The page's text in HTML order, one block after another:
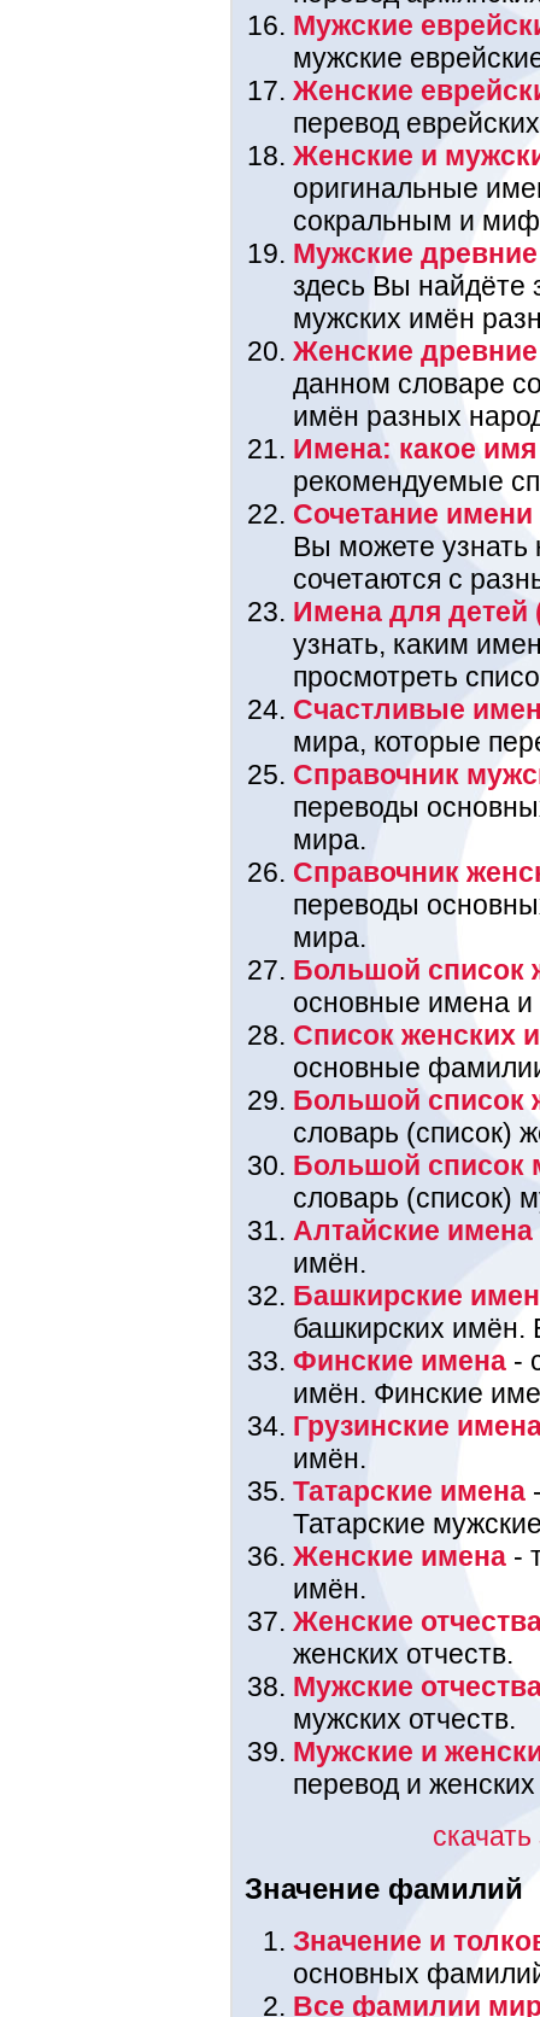
Мужские
мужские
Женские
перевод
Женские и
оригинальные
сокральным и
Мужские
здесь Вы найдёте
мужских имён
Женские
данном словаре
имён разных
Имена: какое имя
рекомендуемые
Сочетание имени
Вы можете узнать
сочетаются с
Имена для детей
узнать, каким
просмотреть
Счастливые
мира, которые
Справочник
переводы
мира.
Справочник
переводы
мира.
Большой список
основные имена
Список женских
основные
Большой список
словарь (список)
Большой список
словарь (список)
Алтайские имена
имён.
Башкирские
башкирских имён.
Финские имена -
имён. Финские
Грузинские
имён.
Татарские имена
Татарские
Женские имена -
имён.
Женские
женских отчеств.
Мужские
мужских отчеств.
Мужские и
перевод и
Значение фамилий
Значение и
основных
Все фамилии